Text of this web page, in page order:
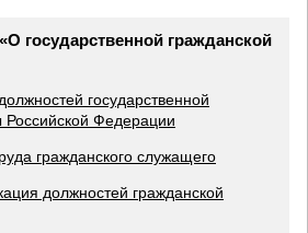
государственной гражданской
государственной
Российской Федерации
гражданского служащего
должностей гражданской